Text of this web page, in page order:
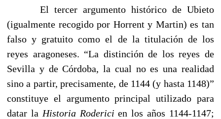
El tercer argumento histórico de Ubieto
(igualmente recogido por Horrent y Martin) es tan
falso y gratuito como el de la titulación de los
reyes aragoneses. “La distinción de los reyes de
Sevilla y de Córdoba, la cual no es una realidad
sino a partir, precisamente, de 1144 (y hasta 1148)”
constituye el argumento principal utilizado para
datar la Historia Rodericien los años 1144-1147;